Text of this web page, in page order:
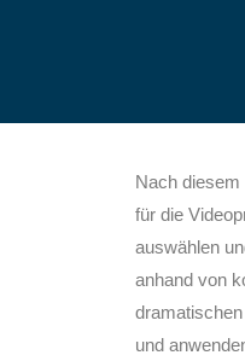
Nach
für die
auswählen
anhand von
und